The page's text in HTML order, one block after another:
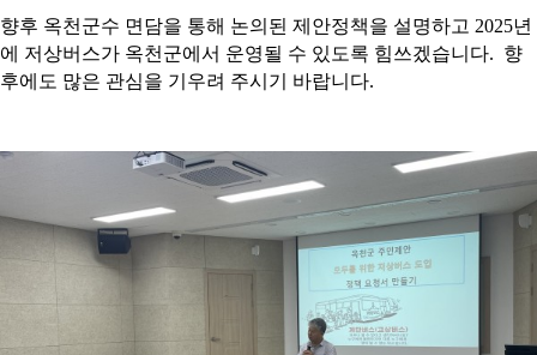
향후 옥천군수 면담을 통해 논의된 제안정책을 설명하고 2025년
에 저상버스가 옥천군에서 운영될 수 있도록 힘쓰겠습니다. 향
후에도 많은 관심을 기우려 주시기 바랍니다.